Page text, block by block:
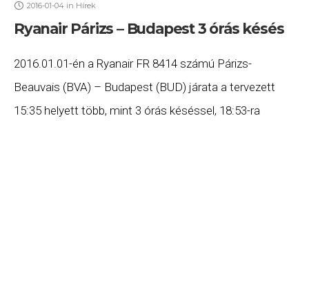
2016-01-04 in Hírek
Ryanair Párizs – Budapest 3 órás késés
2016.01.01-én a Ryanair FR 8414 számú Párizs-
Beauvais (BVA) – Budapest (BUD) járata a tervezett
15:35 helyett több, mint 3 órás késéssel, 18:53-ra